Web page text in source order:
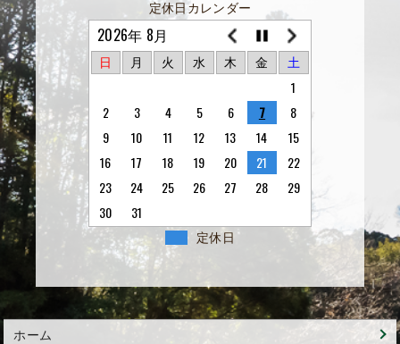
定休日カレンダー
2026年 8月
日 月 火 水 木 金 土
1
2
3 4 5 6 7
8
9
10 11 12 13 14
15
16
17 18 19 20 21
22
23
24 25 26 27 28
29
30
31
定休日
ホーム